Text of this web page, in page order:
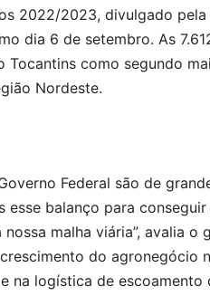
2022/2023, divulgado
dia 6 de setembro. As
Tocantins como segundo
Nordeste.
Federal são de
esse balanço para
malha viária”, avalia o
do agronegócio
na logística de escoamento